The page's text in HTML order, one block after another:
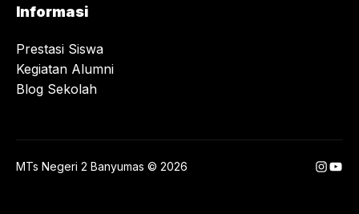
Informasi
Prestasi Siswa
Kegiatan Alumni
Blog Sekolah
MTs Negeri 2 Banyumas © 2026